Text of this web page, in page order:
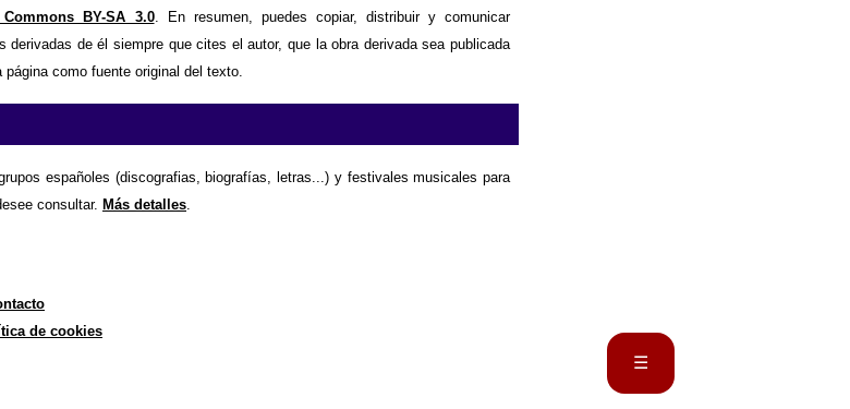
☰
BY-SA 3.0. En resumen, puedes copiar, distribuir y comunicar
de él siempre que cites el autor, que la obra derivada sea publicada
como fuente original del texto.
españoles (discografias, biografías, letras...) y festivales musicales para
consultar. Más detalles.
de cookies